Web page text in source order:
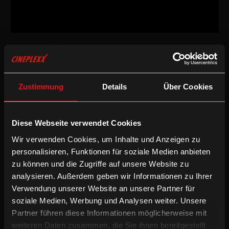
Zustimmung Details Über Cookies
Diese Webseite verwendet Cookies
Wir verwenden Cookies, um Inhalte und Anzeigen zu
personalisieren, Funktionen für soziale Medien anbieten
zu können und die Zugriffe auf unsere Website zu
analysieren. Außerdem geben wir Informationen zu Ihrer
Verwendung unserer Website an unsere Partner für
soziale Medien, Werbung und Analysen weiter. Unsere
Partner führen diese Informationen möglicherweise mit
weiteren Daten zusammen, die Sie ihnen bereitgestellt
Freigegeben ab 16 Jahren
Regie:Michael Glawogger
Drehbuch:Michael Glawogger
Schnitt:Monika Willi
Dokumentarfilm
Das filmische Triptychon erzählt von Prostituierten in Thailand,
Mexiko und Bangladesh. Die Geschichten kreisen um die
Sehnsüchte, Hoffnungen und Bedürfnisse, die sie selbst haben –
und um die, die sie anderen erfüllen. Um die Brutalitäten, die sie
erfahren – und die, die sie anwenden. Der Film geht davon aus,
dass sie mehr über die Beziehungen zwischen Männern und